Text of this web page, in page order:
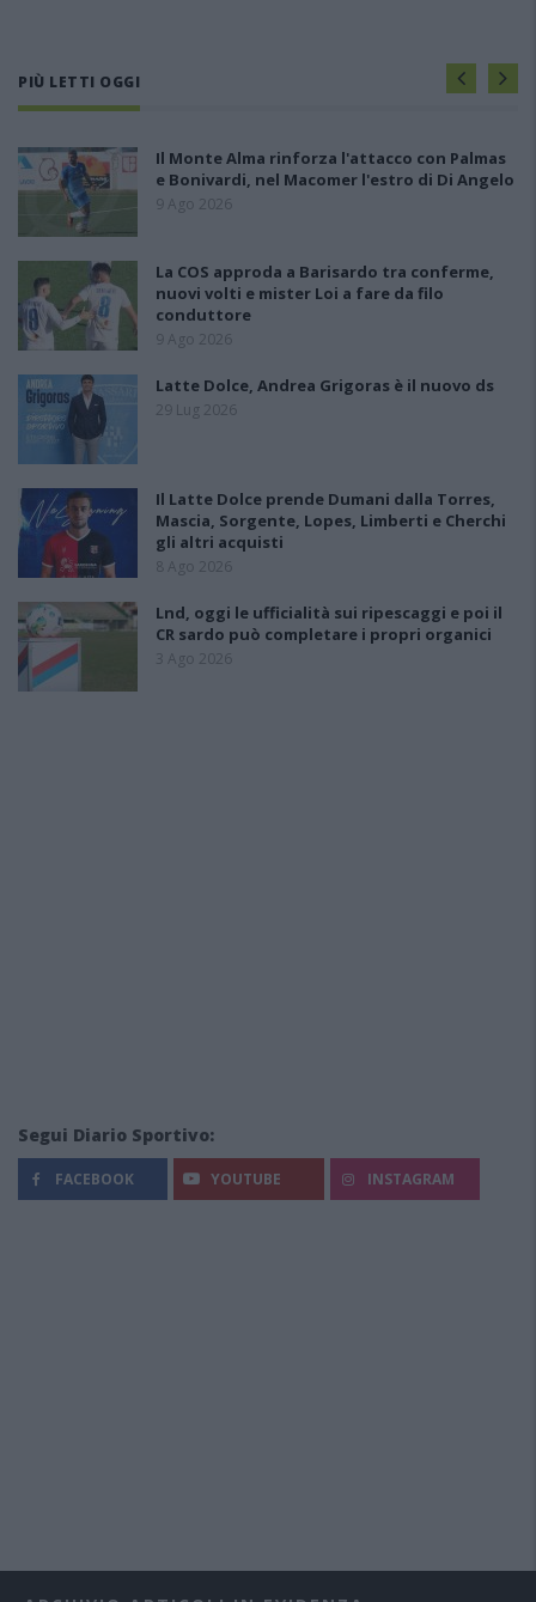
PIÙ LETTI OGGI
Il Monte Alma rinforza l'attacco con Palmas
e Bonivardi, nel Macomer l'estro di Di Angelo
9 Ago 2026
La COS approda a Barisardo tra conferme,
nuovi volti e mister Loi a fare da filo
conduttore
9 Ago 2026
Latte Dolce, Andrea Grigoras è il nuovo ds
29 Lug 2026
Il Latte Dolce prende Dumani dalla Torres,
Mascia, Sorgente, Lopes, Limberti e Cherchi
gli altri acquisti
8 Ago 2026
Lnd, oggi le ufficialità sui ripescaggi e poi il
CR sardo può completare i propri organici
3 Ago 2026
Segui Diario Sportivo:
FACEBOOK YOUTUBE INSTAGRAM